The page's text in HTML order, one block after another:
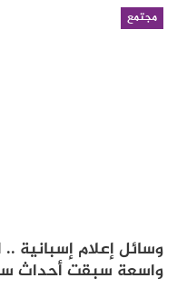
مجتمع
وسائل إعلام إسبانية
واسعة سبقت أحداث